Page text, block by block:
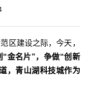
区建设之际，今天，
“金名片”，争做“创新
，青山湖科技城作为